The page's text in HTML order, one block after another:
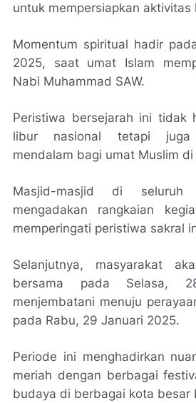
untuk mempersiapkan aktivitas
Momentum spiritual hadir
2025, saat umat Islam
Nabi Muhammad SAW.
Peristiwa bersejarah ini tidak
libur nasional tetapi juga
mendalam bagi umat Muslim di
Masjid-masjid di seluruh
mengadakan rangkaian
memperingati peristiwa sakral
Selanjutnya, masyarakat
bersama pada Selasa,
menjembatani menuju
pada Rabu, 29 Januari 2025.
Periode ini menghadirkan
meriah dengan berbagai
budaya di berbagai kota besar